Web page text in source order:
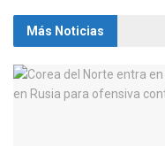
Más Noticias